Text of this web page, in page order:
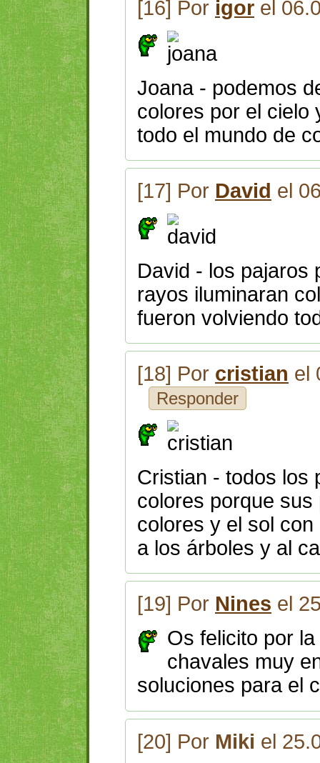
[16] Por igor el
Joana - podemos
colores por el cielo
todo el mundo de
[17] Por David el
David - los pajaros
rayos iluminaran
fueron volviendo
[18] Por cristian el
Responder
Cristian - todos los
colores porque
colores y el sol
a los árboles y al
[19] Por Nines el
Os felicito por
chavales muy
soluciones para el
[20] Por Miki el